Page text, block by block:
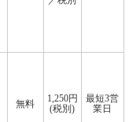
無料
1,250円
(税別)
最短3営
業日